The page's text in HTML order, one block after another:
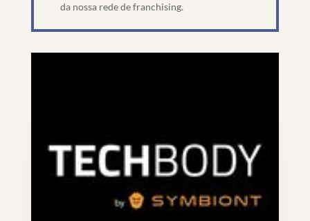
da nossa rede de franchising.